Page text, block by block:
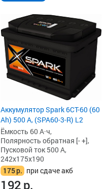
Аккумулятор Spark 6СТ-60 (60
Ah) 500 А, (SPA60-3-R) L2
Ёмкость 60 А·ч,
Полярность обратная [- +],
Пусковой ток 500 А,
242x175x190
175р. при сдаче акб
192р.